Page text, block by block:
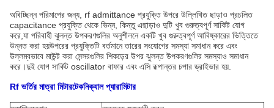
অবিচ্ছিন্ন পরিমাপের জন্য, rf admittance প্রযুক্তি উপরে উল্লিখিত ছাড়াও প্রচলিত
capacitance প্রযুক্তি থেকে ভিন্ন, কিন্তু এছাড়াও দুটি খুব গুরুত্বপূর্ণ সার্কিট যোগ
করে,যা পরিবাহী ঝুলন্ত উপকরণগুলির অনুশীলনে একটি খুব গুরুত্বপূর্ণ আবিষ্কারের ভিত্তিতে
উন্নত করা হয়উপরের প্রযুক্তিটি বর্তমানে তারের সংযোগের সমস্যা সমাধান করে এবং
উল্লম্বভাবে মাউন্ট করা সেন্সরগুলির শিকড়ের উপর ঝুলন্ত উপকরণগুলির সমস্যাও সমাধান
করে।দুই যোগ সার্কিট oscillator বাফার এবং এসি রূপান্তর চপার ড্রাইভার হয়.
Rf ভর্তির মাত্রা মিটারটেকনিক্যাল প্যারামিটার